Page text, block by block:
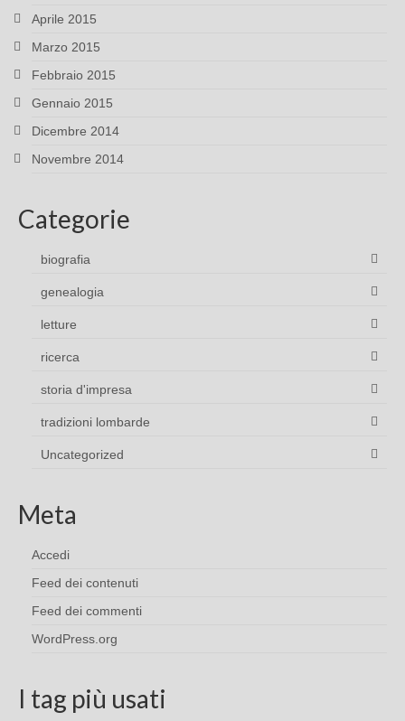
Aprile 2015
Marzo 2015
Febbraio 2015
Gennaio 2015
Dicembre 2014
Novembre 2014
Categorie
biografia
genealogia
letture
ricerca
storia d'impresa
tradizioni lombarde
Uncategorized
Meta
Accedi
Feed dei contenuti
Feed dei commenti
WordPress.org
I tag più usati